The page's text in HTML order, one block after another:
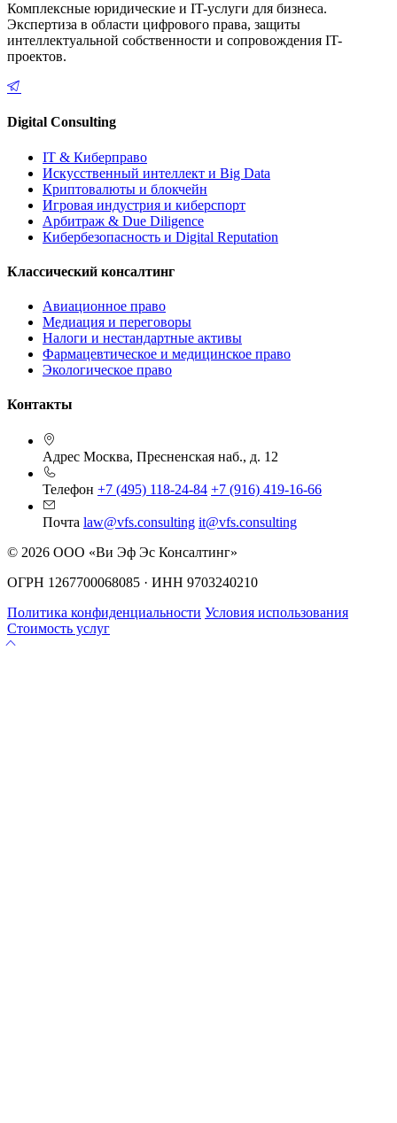
Комплексные юридические и IT-услуги для бизнеса.
Экспертиза в области цифрового права, защиты
интеллектуальной собственности и сопровождения IT-
проектов.
Digital Consulting
IT & Киберправо
Искусственный интеллект и Big Data
Криптовалюты и блокчейн
Игровая индустрия и киберспорт
Арбитраж & Due Diligence
Кибербезопасность и Digital Reputation
Классический консалтинг
Авиационное право
Медиация и переговоры
Налоги и нестандартные активы
Фармацевтическое и медицинское право
Экологическое право
Контакты
Адрес Москва, Пресненская наб., д. 12
Телефон +7 (495) 118-24-84 +7 (916) 419-16-66
Почта law@vfs.consulting it@vfs.consulting
© 2026 ООО «Ви Эф Эс Консалтинг»
ОГРН 1267700068085 · ИНН 9703240210
Политика конфиденциальности Условия использования
Стоимость услуг